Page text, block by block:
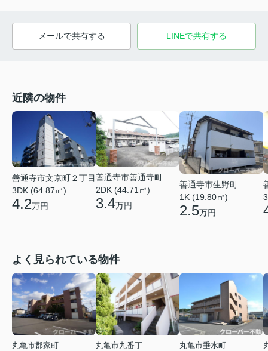
メールで共有する LINEで共有する
近隣の物件
善通寺市文京町２丁目
3DK (64.87㎡)
4.2万円
善通寺市善通寺町
2DK (44.71㎡)
3.4万円
善通寺市生野町
1K (19.80㎡)
2.5万円
よく見られている物件
丸亀市郡家町
丸亀市九番丁
丸亀市垂水町